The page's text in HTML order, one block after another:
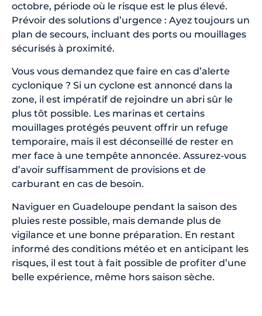
octobre, période où le risque est le plus élevé.
Prévoir des solutions d’urgence : Ayez toujours un
plan de secours, incluant des ports ou mouillages
sécurisés à proximité.
Vous vous demandez que faire en cas d’alerte
cyclonique ? Si un cyclone est annoncé dans la
zone, il est impératif de rejoindre un abri sûr le
plus tôt possible. Les marinas et certains
mouillages protégés peuvent offrir un refuge
temporaire, mais il est déconseillé de rester en
mer face à une tempête annoncée. Assurez-vous
d’avoir suffisamment de provisions et de
carburant en cas de besoin.
Naviguer en Guadeloupe pendant la saison des
pluies reste possible, mais demande plus de
vigilance et une bonne préparation. En restant
informé des conditions météo et en anticipant les
risques, il est tout à fait possible de profiter d’une
belle expérience, même hors saison sèche.